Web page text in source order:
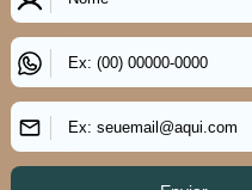
Blusa Plus Size Feminino Manga
Chevron